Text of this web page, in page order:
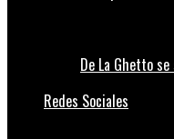
De La Ghetto
Redes Sociales